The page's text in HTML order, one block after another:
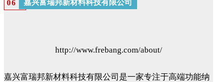
06 嘉兴富瑞邦新材料科技有限公司
http://www.frebang.com/about/
嘉兴富瑞邦新材料科技有限公司是一家专注于高端功能纳